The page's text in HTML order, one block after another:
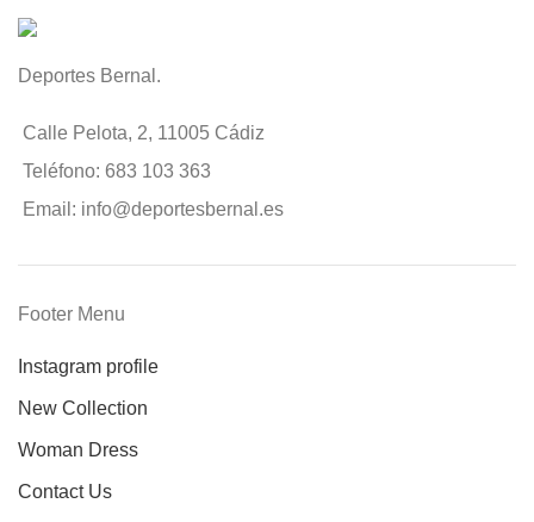
Deportes Bernal.
Calle Pelota, 2, 11005 Cádiz
Teléfono: 683 103 363
Email: info@deportesbernal.es
Footer Menu
Instagram profile
New Collection
Woman Dress
Contact Us